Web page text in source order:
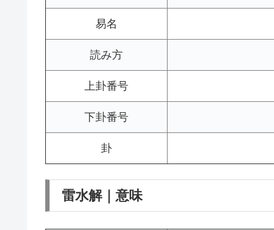
易名
読み方
上卦番号
下卦番号
卦
雷水解｜意味